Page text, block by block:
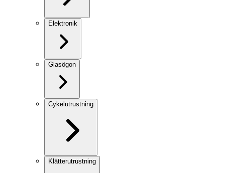
Elektronik
Glasögon
Cykelutrustning
Klätterutrustning